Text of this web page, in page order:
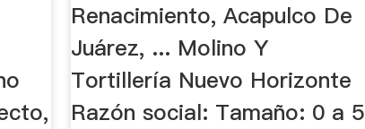
Renacimiento, Acapulco De
Juárez, ... Molino Y
Tortillería Nuevo Horizonte
Razón social: Tamaño: 0 a 5